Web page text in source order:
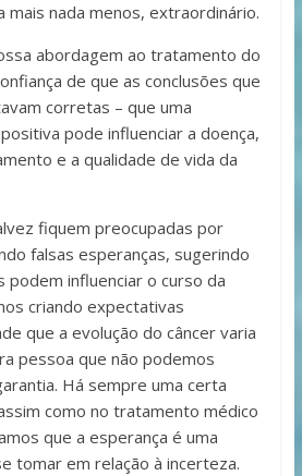
mais nada menos, extraordinário.
abordagem ao tratamento do
de que as conclusões que
corretas – que uma
pode influenciar a doença,
e a qualidade de vida da
fiquem preocupadas por
falsas esperanças, sugerindo
podem influenciar o curso da
criando expectativas
que a evolução do câncer varia
pessoa que não podemos
Há sempre uma certa
como no tratamento médico
que a esperança é uma
tomar em relação à incerteza.